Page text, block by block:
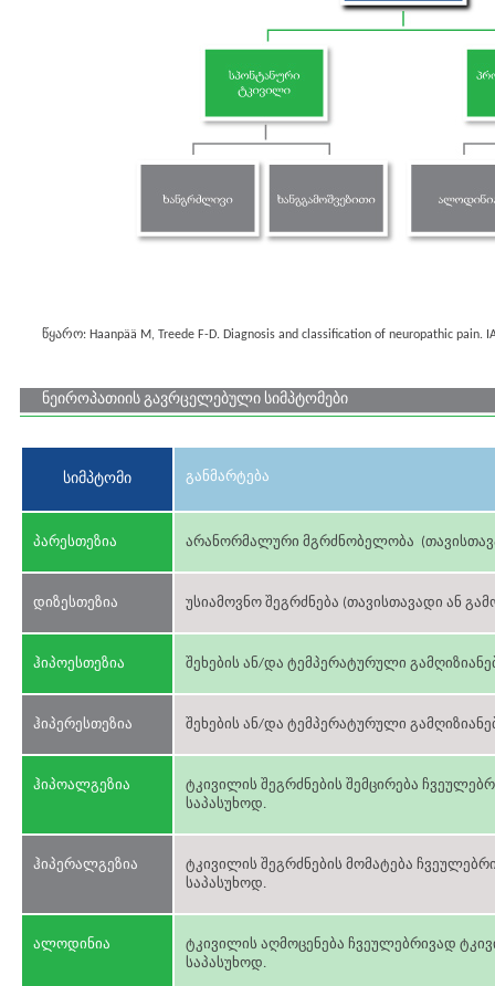
წყარო: Haanpää M, Treede F-D. Diagnosis and classification of neuropathic pain.
ნეიროპათიის გავრცელებული სიმპტომები
სიმპტომი განმარტება
პარესთეზია არანორმალური მგრძნობელობა
დიზესთეზია უსიამოვნო შეგრძნება (თავისთავადი ან
ჰიპოესთეზია შეხების ან/და ტემპერატურული
ჰიპერესთეზია შეხების ან/და ტემპერატურული
ჰიპოალგეზია
ტკივილის შეგრძნების შემცირება
საპასუხოდ.
ჰიპერალგეზია
ტკივილის შეგრძნების მომატება
საპასუხოდ.
ალოდინია
ტკივილის აღმოცენება ჩვეულებრივად
საპასუხოდ.